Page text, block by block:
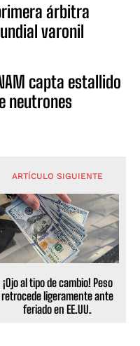
árbitra
varonil
capta estallido
neutrones
ARTÍCULO SIGUIENTE
¡Ojo al tipo de cambio! Peso
retrocede ligeramente ante
feriado en EE.UU.